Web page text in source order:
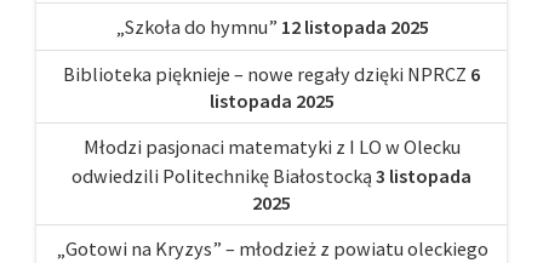
„Szkoła do hymnu” 12 listopada 2025
Biblioteka pięknieje – nowe regały dzięki NPRCZ 6
listopada 2025
Młodzi pasjonaci matematyki z I LO w Olecku
odwiedzili Politechnikę Białostocką 3 listopada
2025
„Gotowi na Kryzys” – młodzież z powiatu oleckiego